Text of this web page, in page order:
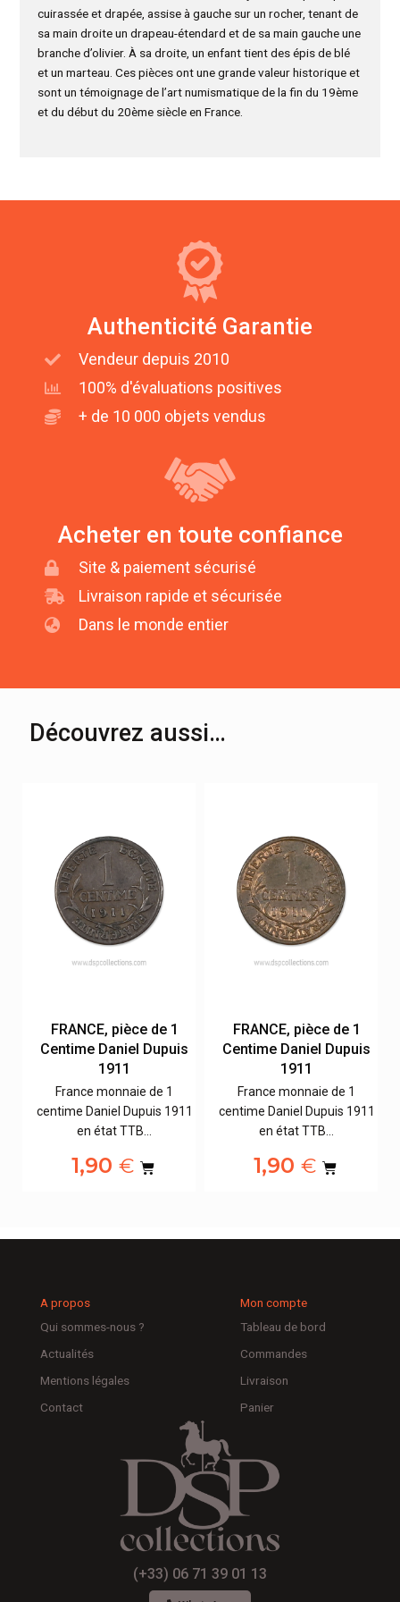
cuirassée et drapée, assise à gauche sur un rocher, tenant de
sa main droite un drapeau-étendard et de sa main gauche une
branche d’olivier. À sa droite, un enfant tient des épis de blé
et un marteau. Ces pièces ont une grande valeur historique et
sont un témoignage de l’art numismatique de la fin du 19ème
et du début du 20ème siècle en France.
Authenticité Garantie
Vendeur depuis 2010
100% d'évaluations positives
+ de 10 000 objets vendus
Acheter en toute confiance
Site & paiement sécurisé
Livraison rapide et sécurisée
Dans le monde entier
Découvrez aussi…
FRANCE, pièce de 1
Centime Daniel Dupuis
1911
France monnaie de 1
centime Daniel Dupuis 1911
en état TTB…
1,90€
FRANCE, pièce de 1
Centime Daniel Dupuis
1911
France monnaie de 1
centime Daniel Dupuis 1911
en état TTB…
1,90€
A propos
Qui sommes-nous ?
Actualités
Mentions légales
Contact
Mon compte
Tableau de bord
Commandes
Livraison
Panier
(+33) 06 71 39 01 13